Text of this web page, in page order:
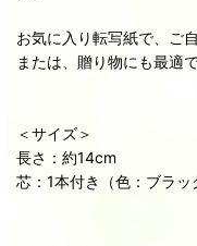
お気に入り転写紙で、ご自
または、贈り物にも最適
＜サイズ＞
長さ：約14cm
芯：1本付き（色：ブラッ